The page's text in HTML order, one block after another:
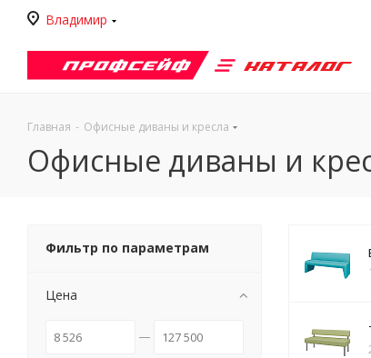
Владимир
Каталог
Главная - Офисные диваны и кресла
Офисные диваны и
Фильтр по параметрам
Цена